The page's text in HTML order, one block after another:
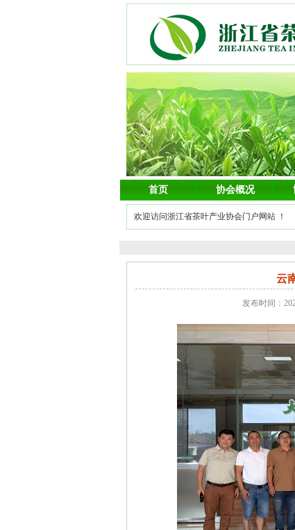
首页 协会概况
欢迎访问浙江省茶叶产业协会门户网站 ！
云
发布时间：